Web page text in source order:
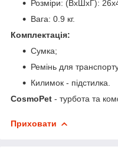
Розміри: (ВхШхГ):
Вага: 0.9 кг.
Комплектація:
Сумка;
Ремінь для
Килимок - підстилка.
CosmoPet - турбота та
Приховати